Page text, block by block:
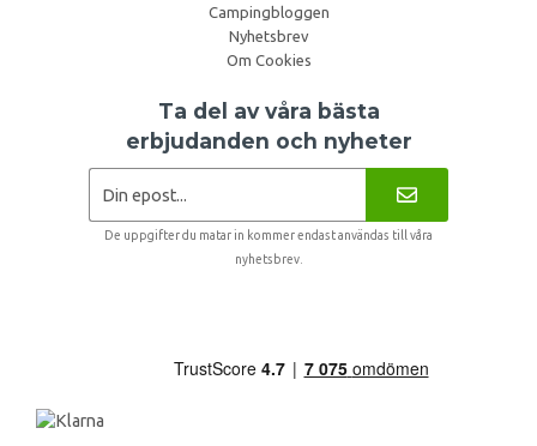
Campingbloggen
Nyhetsbrev
Om Cookies
Ta del av våra bästa
erbjudanden och nyheter
De uppgifter du matar in kommer endast användas till våra
nyhetsbrev.